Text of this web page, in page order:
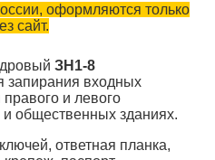
оформляются только
сайт.
ЗН1-8
запирания входных
и левого
общественных зданиях.
ответная планка,